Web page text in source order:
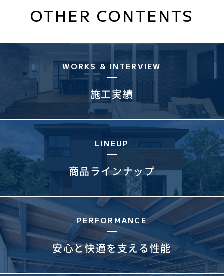
OTHER CONTENTS
WORKS & INTERVIEW
施工実績
LINEUP
商品ラインナップ
PERFORMANCE
安心と快適を支える性能